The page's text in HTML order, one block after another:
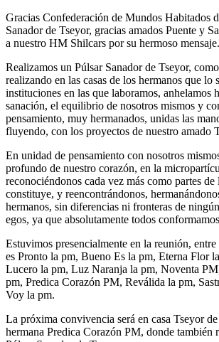
Gracias Confederación de Mundos Habitados
Sanador de Tseyor, gracias amados Puente y
a nuestro HM Shilcars por su hermoso mensaje.
Realizamos un Púlsar Sanador de Tseyor,
realizando en las casas de los hermanos que lo
instituciones en las que laboramos, anhelamos
sanación, el equilibrio de nosotros mismos y
pensamiento, muy hermanados, unidas las
fluyendo, con los proyectos de nuestro amado
En unidad de pensamiento con nosotros
profundo de nuestro corazón, en la
reconociéndonos cada vez más como partes de
constituye, y reencontrándonos,
hermanos, sin diferencias ni fronteras de
egos, ya que absolutamente todos
Estuvimos presencialmente en la reunión,
es Pronto la pm, Bueno Es la pm, Eterna Flor
Lucero la pm, Luz Naranja la pm, Noventa
pm, Predica Corazón PM, Reválida la pm,
Voy la pm.
La próxima convivencia será en casa Tseyor de
hermana Predica Corazón PM, donde también